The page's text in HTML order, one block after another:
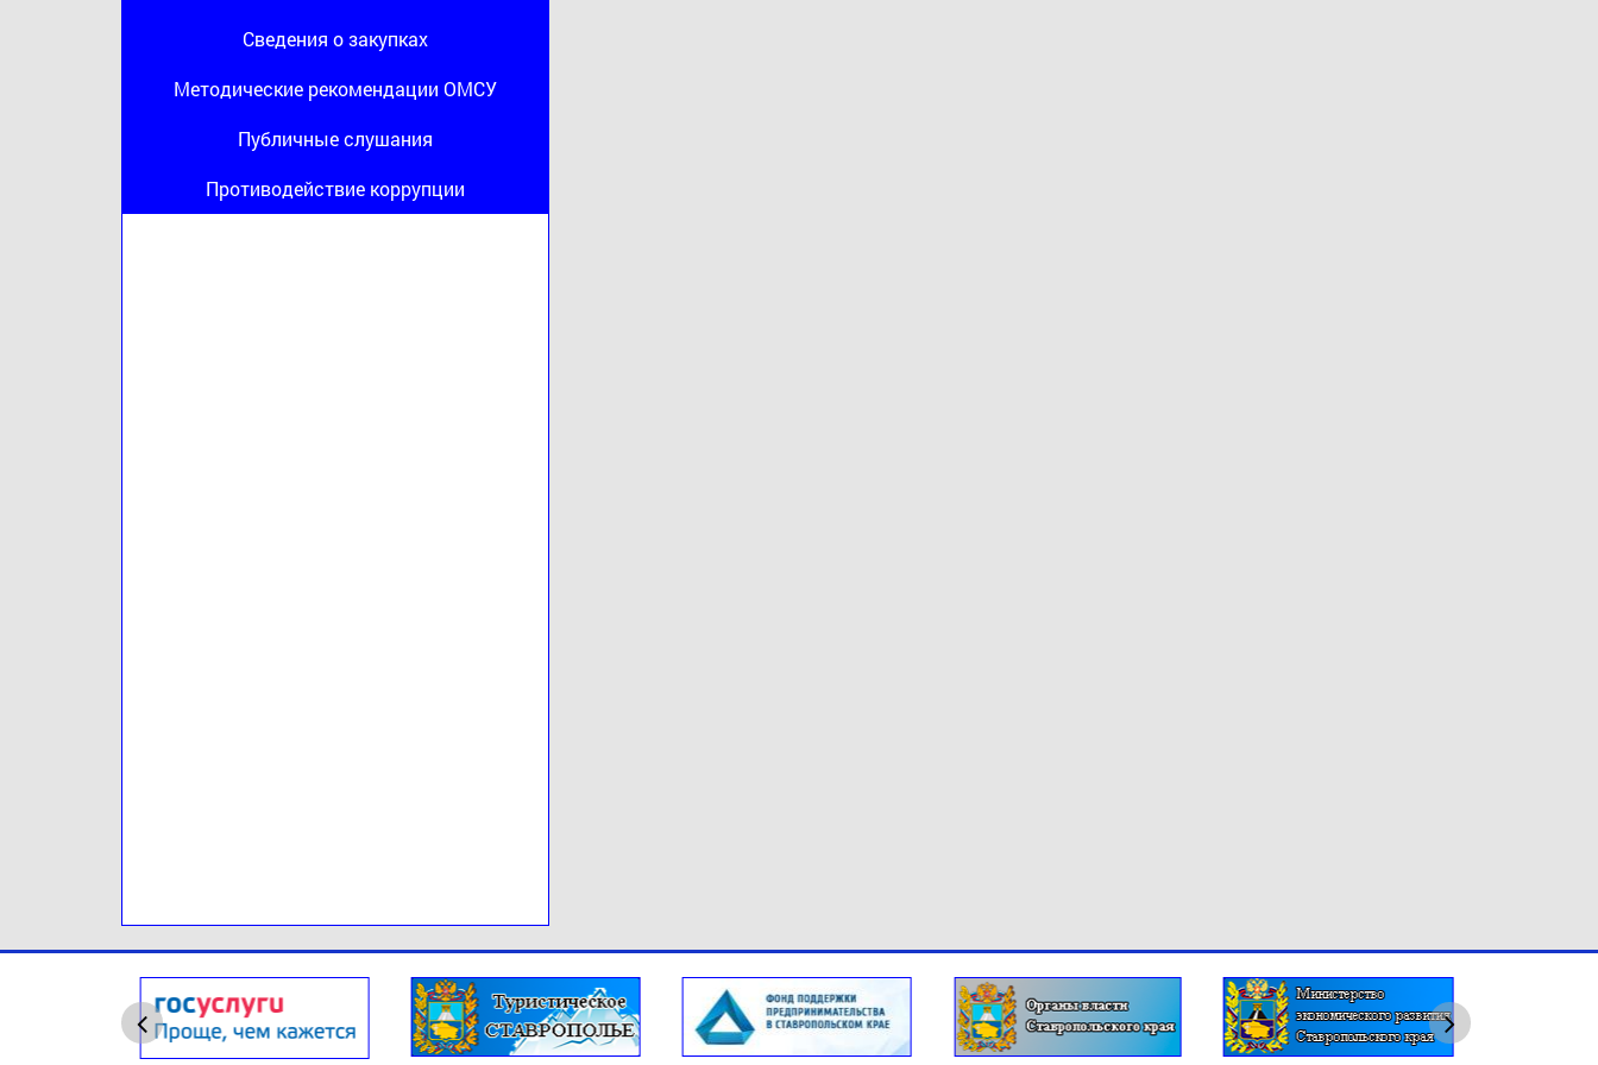
Сведения о закупках
Методические рекомендации ОМСУ
Публичные слушания
Противодействие коррупции